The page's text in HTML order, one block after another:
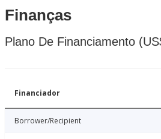
Finanças
Plano De Financiamento
Financiador
Borrower/Recipient